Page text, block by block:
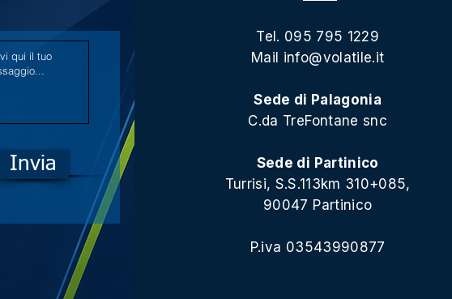
Invia
Tel. 095 795 1229
Mail info@volatile.it
Sede di Palagonia
C.da TreFontane snc
Sede di Partinico
Turrisi, S.S.113km 310+085,
90047 Partinico
P.iva 03543990877